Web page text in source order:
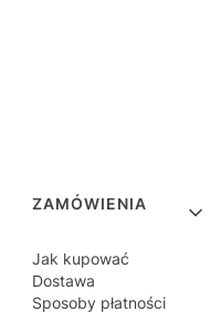
Linki w stopce
ZAMÓWIENIA
Jak kupować
Dostawa
Sposoby płatności